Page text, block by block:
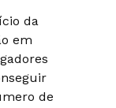
da
em
de